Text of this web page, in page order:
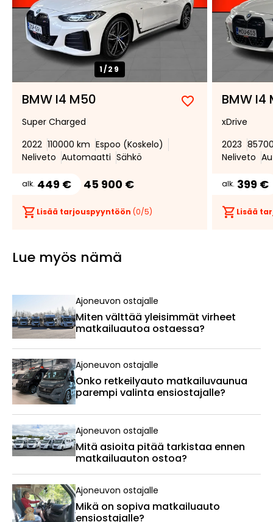
1/29
BMW I4 M50
Lisää
suosikiksi
Poista
suosikeista
Super Charged
2022 110000 km Espoo (Koskelo)
Neliveto Automaatti Sähkö
alk. 449 € 45 900 €
Lisää tarjouspyyntöön (0/5)
BMW I4
xDrive
2023
Neliveto
alk. 399 €
Lisää
Lue myös nämä
Ajoneuvon ostajalle
Miten välttää yleisimmät virheet
matkailuautoa ostaessa?
Ajoneuvon ostajalle
Onko retkeilyauto matkailuvaunua
parempi valinta ensiostajalle?
Ajoneuvon ostajalle
Mitä asioita pitää tarkistaa ennen
matkailuauton ostoa?
Ajoneuvon ostajalle
Mikä on sopiva matkailuauto
ensiostajalle?